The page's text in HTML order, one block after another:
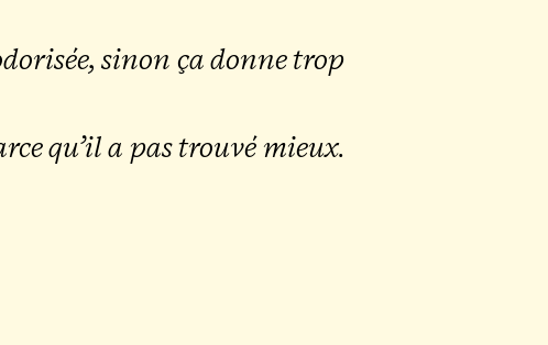
sinon ça donne trop
qu’il a pas trou­vé mieux.